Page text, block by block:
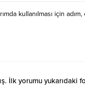
kullanılması için
İlk yorumu yukarıdaki